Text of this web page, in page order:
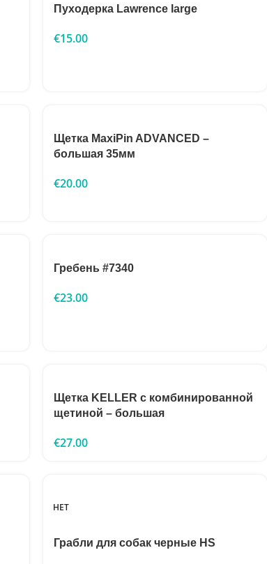
Пуходерка Lawrence large
€15.00
Щетка MaxiPin ADVANCED –
большая 35мм
€20.00
Гребень #7340
€23.00
Щетка KELLER с комбинированной
щетиной – большая
€27.00
НЕТ
Грабли для собак черные HS